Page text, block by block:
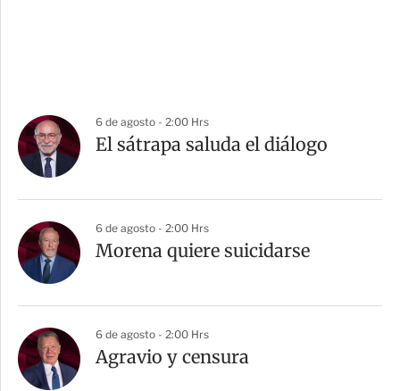
6 de agosto - 2:00 Hrs
El sátrapa saluda el diálogo
6 de agosto - 2:00 Hrs
Morena quiere suicidarse
6 de agosto - 2:00 Hrs
Agravio y censura